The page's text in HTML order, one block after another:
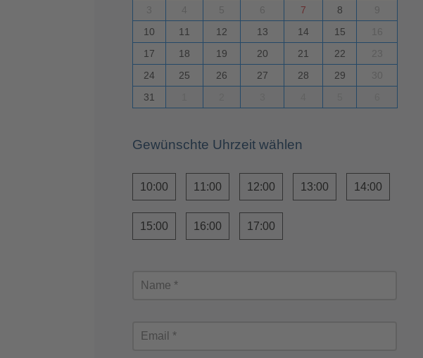
7 8
10
11 12 13 14 15
17
18 19 20 21 22
24
25 26 27 28 29
31
Gewünschte Uhrzeit wählen
10:00 11:00 12:00 13:00 14:00
15:00 16:00 17:00